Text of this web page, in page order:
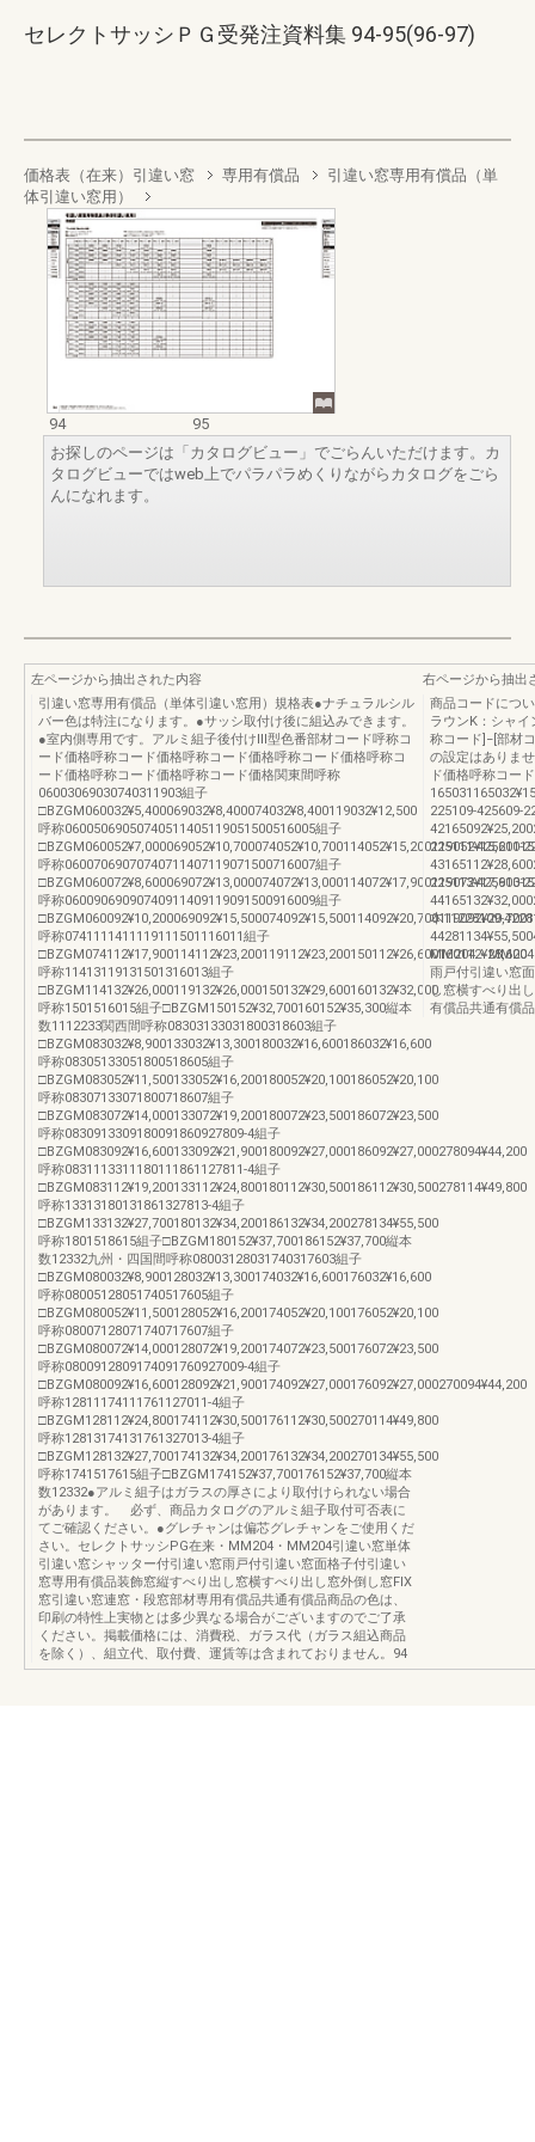
セレクトサッシＰＧ受発注資料集 94-95(96-97)
価格表（在来）引違い窓 専用有償品
引違い窓専用有償品（単
体引違い窓用）
94
95
お探しのページは「カタログビュー」でごらんいただけます。カ
タログビューではweb上でパラパラめくりながらカタログをごら
んになれます。
左ページから抽出された内容
引違い窓専用有償品（単体引違い窓用）規格表●ナチュラルシル
バー色は特注になります。●サッシ取付け後に組込みできます。
●室内側専用です。アルミ組子後付けⅢ型色番部材コード呼称コ
ード価格呼称コード価格呼称コード価格呼称コード価格呼称コ
ード価格呼称コード価格呼称コード価格関東間呼称
06003069030740311903組子
□BZGM060032¥5,400069032¥8,400074032¥8,400119032¥12,500
呼称06005069050740511405119051500516005組子
呼称06007069070740711407119071500716007組子
呼称06009069090740911409119091500916009組子
呼称0741111411119111501116011組子
□BZGM074112¥17,900114112¥23,200119112¥23,200150112¥26,600160112¥28,600
呼称11413119131501316013組子
□BZGM114132¥26,000119132¥26,000150132¥29,600160132¥32,000
呼称1501516015組子□BZGM150152¥32,700160152¥35,300縦本
数1112233関西間呼称08303133031800318603組子
□BZGM083032¥8,900133032¥13,300180032¥16,600186032¥16,600
呼称08305133051800518605組子
□BZGM083052¥11,500133052¥16,200180052¥20,100186052¥20,100
呼称08307133071800718607組子
□BZGM083072¥14,000133072¥19,200180072¥23,500186072¥23,500
呼称0830913309180091860927809-4組子
□BZGM083092¥16,600133092¥21,900180092¥27,000186092¥27,000278094¥44,200
呼称0831113311180111861127811-4組子
□BZGM083112¥19,200133112¥24,800180112¥30,500186112¥30,500278114¥49,800
呼称13313180131861327813-4組子
□BZGM133132¥27,700180132¥34,200186132¥34,200278134¥55,500
呼称1801518615組子□BZGM180152¥37,700186152¥37,700縦本
数12332九州・四国間呼称08003128031740317603組子
□BZGM080032¥8,900128032¥13,300174032¥16,600176032¥16,600
呼称08005128051740517605組子
□BZGM080052¥11,500128052¥16,200174052¥20,100176052¥20,100
呼称08007128071740717607組子
□BZGM080072¥14,000128072¥19,200174072¥23,500176072¥23,500
呼称0800912809174091760927009-4組子
□BZGM080092¥16,600128092¥21,900174092¥27,000176092¥27,000270094¥44,200
呼称12811174111761127011-4組子
□BZGM128112¥24,800174112¥30,500176112¥30,500270114¥49,800
呼称12813174131761327013-4組子
□BZGM128132¥27,700174132¥34,200176132¥34,200270134¥55,500
呼称1741517615組子□BZGM174152¥37,700176152¥37,700縦本
数12332●アルミ組子はガラスの厚さにより取付けられない場合
があります。 必ず、商品カタログのアルミ組子取付可否表に
てご確認ください。●グレチャンは偏芯グレチャンをご使用くだ
さい。セレクトサッシPG在来・MM204・MM204引違い窓単体
引違い窓シャッター付引違い窓雨戸付引違い窓面格子付引違い
窓専用有償品装飾窓縦すべり出し窓横すべり出し窓外倒し窓FIX
窓引違い窓連窓・段窓部材専用有償品共通有償品商品の色は、
印刷の特性上実物とは多少異なる場合がございますのでご了承
ください。掲載価格には、消費税、ガラス代（ガラス組込商品
を除く）、組立代、取付費、運賃等は含まれておりません。94
右ページから抽出
商品コードにつ
ラウンK：シャ
称コード]−[部材
の設定はありま
ド価格呼称コー
225109-425609-
225111-425611-
225113-425613-
本11228109-
MM204・
雨戸付引違い窓
し窓横すべり出
有償品共通有償